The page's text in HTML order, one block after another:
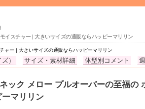
イスチャー | 大きいサイズの通販ならハッピーマリリン
ャー | 大きいサイズの通販ならハッピーマリリン
） サイズ・素材詳細 体型別コメント
ック メロー プルオーバーの至福の
マリリン